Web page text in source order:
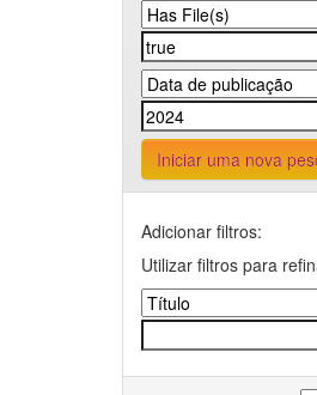
Iniciar uma nova
Adicionar filtros:
Utilizar filtros para